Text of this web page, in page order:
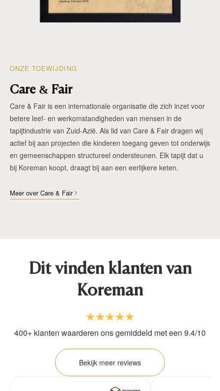
ONZE TOEWIJDING
Care & Fair
Care & Fair is een internationale organisatie die zich inzet voor
betere leef- en werkomstandigheden van mensen in de
tapijtindustrie van Zuid-Azië. Als lid van Care & Fair dragen wij
actief bij aan projecten die kinderen toegang geven tot onderwijs
en gemeenschappen structureel ondersteunen. Elk tapijt dat u
bij Koreman koopt, draagt bij aan een eerlijkere keten.
Meer over Care & Fair
Dit vinden klanten van
Koreman
400+ klanten waarderen ons gemiddeld met een 9.4/10
Bekijk meer reviews